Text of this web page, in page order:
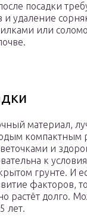
посадки
удаление
или
материал,
компактным
и
к
грунте. И
факторов,
растёт долго.
лет.